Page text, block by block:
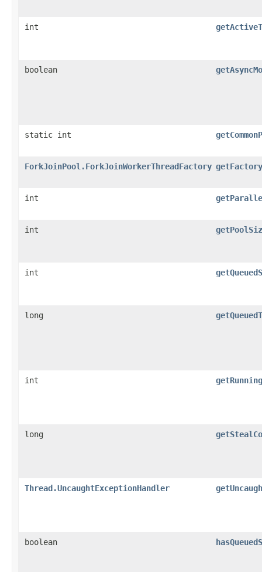
int
boolean
static int
ForkJoinPool.ForkJoinWorkerThreadFactory getFactory
int
int
int
long
int
long
Thread.UncaughtExceptionHandler
boolean